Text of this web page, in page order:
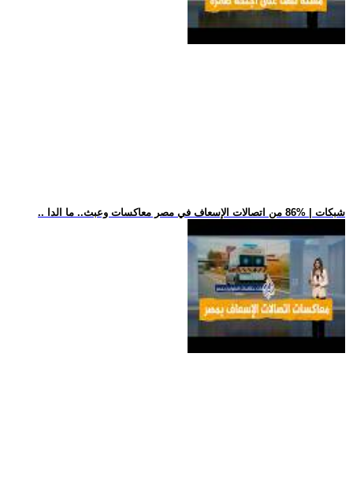
.. شبكات | %86 من اتصالات الإسعاف في مصر معاكسات وعبث.. ما الدا